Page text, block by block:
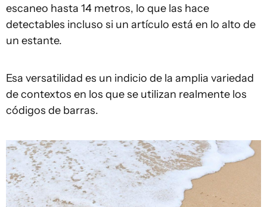
escaneo hasta 14 metros, lo que las hace
detectables incluso si un artículo está en lo alto de
un estante.
Esa versatilidad es un indicio de la amplia variedad
de contextos en los que se utilizan realmente los
códigos de barras.